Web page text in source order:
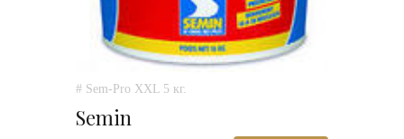
# Sem-Pro XXL 5 кг.
Semin